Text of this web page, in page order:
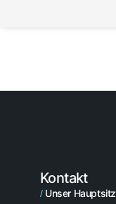
Kontakt
/Unser Hauptsitz